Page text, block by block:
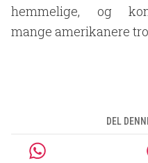
hemmelige, og
mange amerikanere
DEL